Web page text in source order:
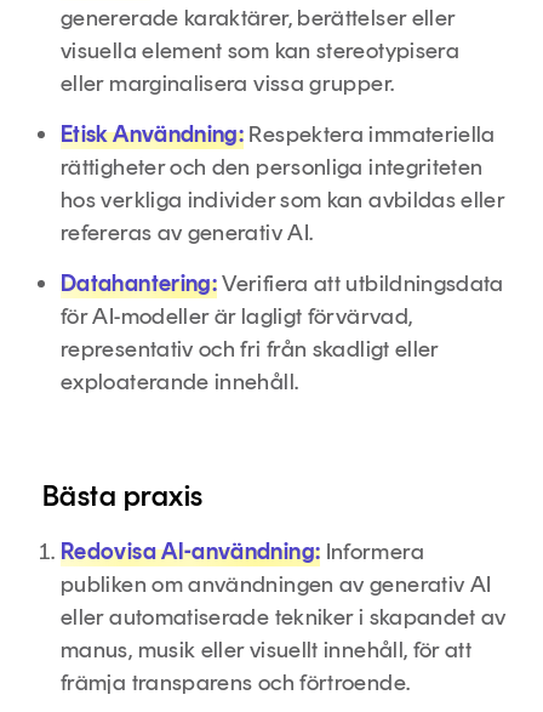
genererade karaktärer, berättelser eller
visuella element som kan stereotypisera
eller marginalisera vissa grupper.
Etisk Användning: Respektera immateriella
rättigheter och den personliga integriteten
hos verkliga individer som kan avbildas eller
refereras av generativ AI.
Datahantering:Verifiera att utbildningsdata
för AI-modeller är lagligt förvärvad,
representativ och fri från skadligt eller
exploaterande innehåll.
Bästa praxis
Redovisa AI-användning: Informera
publiken om användningen av generativ AI
eller automatiserade tekniker i skapandet av
manus, musik eller visuellt innehåll, för att
främja transparens och förtroende.